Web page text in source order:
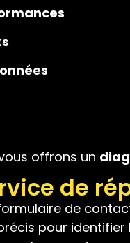
offrons un
de
de
pour